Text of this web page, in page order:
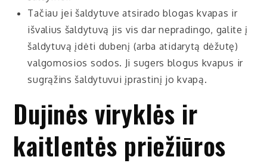
Tačiau jei šaldytuve atsirado blogas kvapas ir
išvalius šaldytuvą jis vis dar nepradingo, galite į
šaldytuvą įdėti dubenį (arba atidarytą dėžutę)
valgomosios sodos. Ji sugers blogus kvapus ir
sugrąžins šaldytuvui įprastinį jo kvapą.
Dujinės viryklės ir
kaitlentės priežiūros